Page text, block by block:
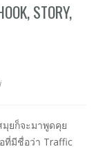
STORY,
มุยก็จะมาพูดคุย
ที่มีชื่อว่า Traffic